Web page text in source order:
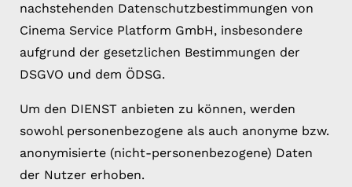
nachstehenden Datenschutzbestimmungen von
Cinema Service Platform GmbH, insbesondere
aufgrund der gesetzlichen Bestimmungen der
DSGVO und dem ÖDSG.
Um den DIENST anbieten zu können, werden
sowohl personenbezogene als auch anonyme bzw.
anonymisierte (nicht-personenbezogene) Daten
der Nutzer erhoben.